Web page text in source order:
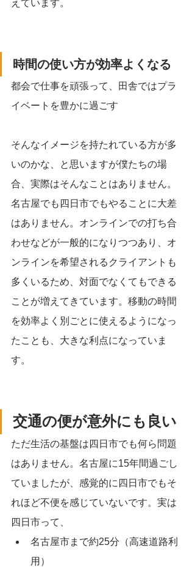
えています。
時間の使い方が効率よくなる
都会で仕事を頑張って、田舎ではプラ
イベートを豊かに過ごす
そんなイメージを持たれている方が多
いのかな、と思いますが僕たちの場
合、実際はそんなことはありません。
名古屋でも四日市でもやることに大差
はありません。オンラインでの打ち合
わせなどが一般的になりつつあり、オ
ンラインを希望されるクライアントも
多くいるため、対面でなくてもできる
ことが増えてきています。移動の時間
を効率よく別ごとに使えるようになっ
たことも、大きな利点になっていま
す。
交通の便が意外にも良い
ただ生活の基盤は四日市でも何ら問題
はありません。名古屋に15年間過ごし
ていましたが、感覚的に四日市でもそ
れほど不便を感じていないです。実は
四日市って、
名古屋市まで約25分（高速道路利
用）